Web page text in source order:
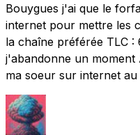
Bouygues j'ai que le
internet pour mettre les
la chaîne préférée TLC :
j'abandonne un moment
ma soeur sur internet